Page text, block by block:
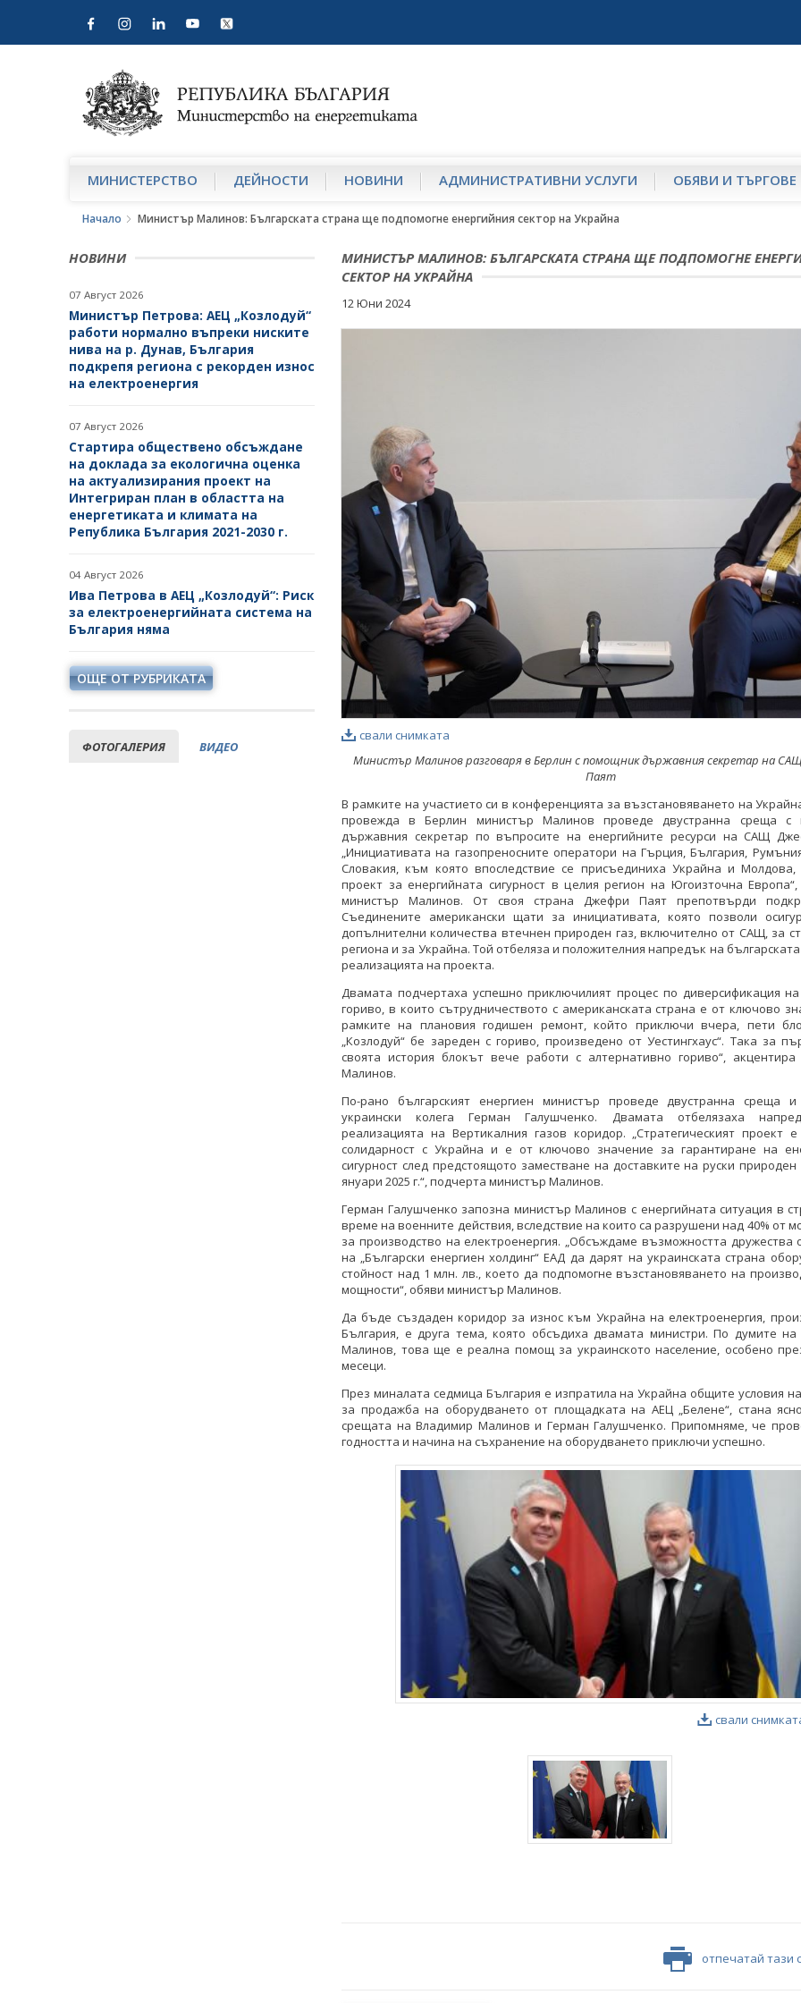
МИНИСТЕРСТВО ДЕЙНОСТИ НОВИНИ АДМИНИСТРАТИВНИ УСЛУГИ ОБЯВИ И ТЪРГОВЕ
Начало Министър Малинов: Българската страна ще подпомогне енергийния сектор на Украйна
НОВИНИ
07 Август 2026
Министър Петрова: АЕЦ „Козлодуй“
работи нормално въпреки ниските
нива на р. Дунав, България
подкрепя региона с рекорден износ
на електроенергия
07 Август 2026
Стартира обществено обсъждане
на доклада за екологична оценка
на актуализирания проект на
Интегриран план в областта на
енергетиката и климата на
Република България 2021-2030 г.
04 Август 2026
Ива Петрова в АЕЦ „Козлодуй“: Риск
за електроенергийната система на
България няма
ОЩЕ ОТ РУБРИКАТА
ФОТОГАЛЕРИЯ ВИДЕО
МИНИСТЪР МАЛИНОВ: БЪЛГАРСКАТА СТРАНА ЩЕ ПОДПОМОГНЕ
СЕКТОР НА УКРАЙНА
12 Юни 2024
свали снимката
Министър Малинов разговаря в Берлин с помощник държавния секретар на
Паят
В рамките на участието си в конференцията за възстановяването на
провежда в Берлин министър Малинов проведе двустранна среща с
държавния секретар по въпросите на енергийните ресурси на САЩ
„Инициативата на газопреносните оператори на Гърция, България,
Словакия, към която впоследствие се присъединиха Украйна и
проект за енергийната сигурност в целия регион на Югоизточна
министър Малинов. От своя страна Джефри Паят препотвърди
Съединените американски щати за инициативата, която позволи
допълнителни количества втечнен природен газ, включително от САЩ, за
региона и за Украйна. Той отбеляза и положителния напредък на
реализацията на проекта.
Двамата подчертаха успешно приключилият процес по диверсификация
гориво, в които сътрудничеството с американската страна е от ключово
рамките на плановия годишен ремонт, който приключи вчера, пети
„Козлодуй“ бе зареден с гориво, произведено от Уестингхаус“. Така за
своята история блокът вече работи с алтернативно гориво“,
Малинов.
По-рано българският енергиен министър проведе двустранна среща
украински колега Герман Галушченко. Двамата отбелязаха
реализацията на Вертикалния газов коридор. „Стратегическият проект
солидарност с Украйна и е от ключово значение за гарантиране на
сигурност след предстоящото заместване на доставките на руски природен
януари 2025 г.“, подчерта министър Малинов.
Герман Галушченко запозна министър Малинов с енергийната ситуация в
време на военните действия, вследствие на които са разрушени над 40% от
за производство на електроенергия. „Обсъждаме възможността дружества
на „Български енергиен холдинг“ ЕАД да дарят на украинската страна
стойност над 1 млн. лв., което да подпомогне възстановяването на
мощности“, обяви министър Малинов.
Да бъде създаден коридор за износ към Украйна на електроенергия,
България, е друга тема, която обсъдиха двамата министри. По думите
Малинов, това ще е реална помощ за украинското население, особено
месеци.
През миналата седмица България е изпратила на Украйна общите условия
за продажба на оборудването от площадката на АЕЦ „Белене“, стана
срещата на Владимир Малинов и Герман Галушченко. Припомняме, че
годността и начина на съхранение на оборудването приключи успешно.
свали
отпечатай тази